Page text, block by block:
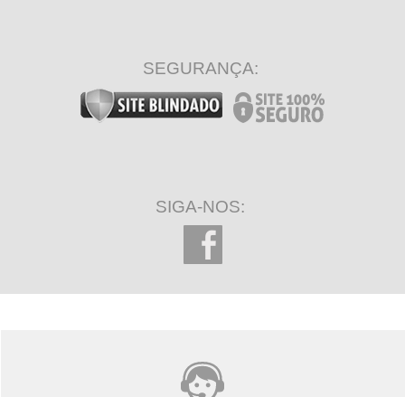
SEGURANÇA:
SIGA-NOS: